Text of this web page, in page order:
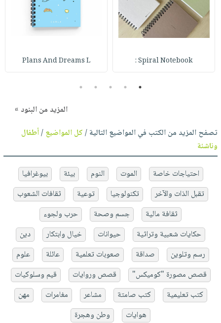
Spiral Notebook :
Plans And Dreams L
1
2
3
4
5
المزيد من البنود »
تصفح المزيد من الكتب في المواضيع التالية /كل المواضيع/أطفال
وناشئة
احتياجات خاصة الموت النوم بيئة
بيوغرافيا
تقبل الذات والآخر
تكنولوجيا توعية
ثقافات الشعوب
ثقافة مالية
جسم وصحة
حرب ولجوء
حكايات شعبية وتراثية
حيوانات خيال وابتكار
دين
رسم وتلوين
صداقة صعوبات تعلمية عائلة
علوم
قصص مصورة "كوميكس"
قصص وروايات
قيم وسلوكيات
كتب تعليمية
كتب صامتة مشاعر مغامرات
مهن
هوايات
وطن وهجرة